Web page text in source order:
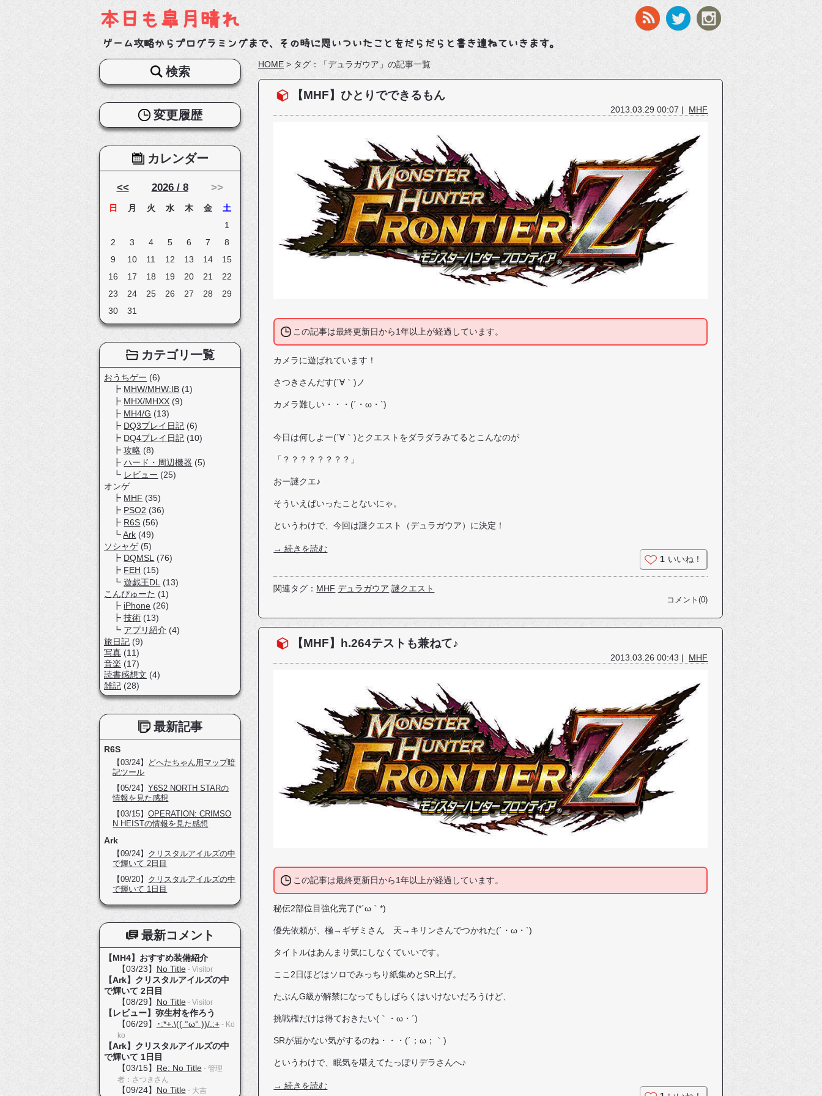
本日も皐月晴れ
ゲーム攻略からプログラミングまで、その時に思いついたことをだらだらと書き連ねていきます。
HOME > タグ：「デュラガウア」の記事一覧
【MHF】ひとりでできるもん
2013.03.29 00:07 | MHF
この記事は最終更新日から1年以上が経過しています。
カメラに遊ばれています！
さつきさんだす(´∀｀)ノ
カメラ難しい・・・(´・ω・`)
今日は何しよー(´∀｀)とクエストをダラダラみてるとこんなのが
「？？？？？？？？」
おー謎クエ♪
そういえばいったことないにゃ。
というわけで、今回は謎クエスト（デュラガウア）に決定！
→ 続きを読む
1 いいね！
関連タグ： MHF デュラガウア 謎クエスト
コメント(0)
【MHF】h.264テストも兼ねて♪
2013.03.26 00:43 | MHF
この記事は最終更新日から1年以上が経過しています。
秘伝2部位目強化完了(*´ω｀*)
優先依頼が、極→ギザミさん 天→キリンさんでつかれた(´・ω・`)
タイトルはあんまり気にしなくていいです。
ここ2日ほどはソロでみっちり紙集めとSR上げ。
たぶんG級が解禁になってもしばらくはいけないだろうけど、
挑戦権だけは得ておきたい(｀・ω・´)
SRが届かない気がするのね・・・(´；ω；｀)
というわけで、眠気を堪えてたっぽりデラさんへ♪
→ 続きを読む
検索
変更履歴
カレンダー
<< 2026 / 8 >>
日 月 火 水 木 金
土
1
2
3 4 5 6 7
8
9
10 11 12 13 14
15
16
17 18 19 20 21
22
23
24 25 26 27 28
29
30
31
カテゴリ一覧
おうちゲー (6)
MHW/MHW:IB (1)
MHX/MHXX (9)
MH4/G (13)
DQ3プレイ日記 (6)
DQ4プレイ日記 (10)
攻略 (8)
ハード・周辺機器 (5)
レビュー (25)
オンゲ
MHF (35)
PSO2 (36)
R6S (56)
Ark (49)
ソシャゲ(5)
DQMSL
(76)
FEH (15)
遊戯王DL
(13)
こんぴゅーた (1)
iPhone (26)
技術 (13)
アプリ紹介 (4)
旅日記 (9)
写真 (11)
音楽 (17)
読書感想文 (4)
雑記 (28)
最新記事
R6S
【03/24】
どへたちゃん用マップ暗
記ツール
【05/24】Y6S2 NORTH STARの
情報を見た感想
【03/15】OPERATION: CRIMSO
N HEISTの情報を見た感想
Ark
【09/24】 クリスタルアイルズの中
で輝いて 2日目
【09/20】 クリスタルアイルズの中
で輝いて 1日目
最新コメント
【MH4】おすすめ装備紹介
【03/23】 No Title- Visitor
【Ark】クリスタルアイルズの中
で輝いて 2日目
【08/29】 No Title- Visitor
【レビュー】弥生村を作ろう
【06/29】
･:*+.\(( °ω° ))/.:+- Ko
ko
【Ark】クリスタルアイルズの中
で輝いて 1日目
【03/15】 Re: No Title- 管理
者：さつきさん
【09/24】 No Title- 大吉